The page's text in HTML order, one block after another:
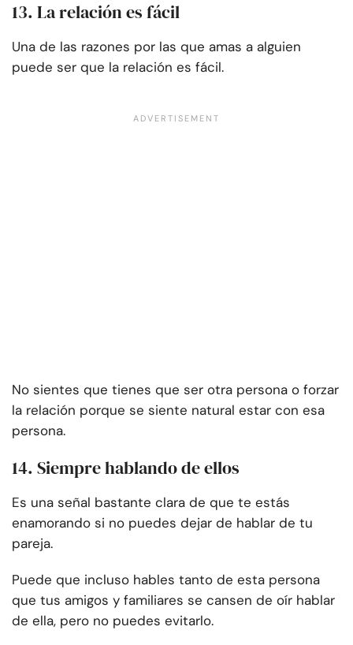
13. La relación es fácil
Una de las razones por las que amas a alguien
puede ser que la relación es fácil.
No sientes que tienes que ser otra persona o forzar
la relación porque se siente natural estar con esa
persona.
14. Siempre hablando de ellos
Es una señal bastante clara de que te estás
enamorando si no puedes dejar de hablar de tu
pareja.
Puede que incluso hables tanto de esta persona
que tus amigos y familiares se cansen de oír hablar
de ella, pero no puedes evitarlo.